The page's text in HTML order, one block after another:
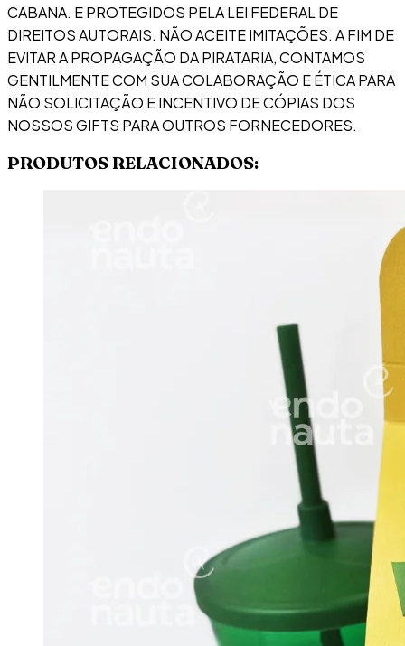
CABANA. E PROTEGIDOS PELA LEI FEDERAL DE
DIREITOS AUTORAIS. NÃO ACEITE IMITAÇÕES. A FIM DE
EVITAR A PROPAGAÇÃO DA PIRATARIA, CONTAMOS
GENTILMENTE COM SUA COLABORAÇÃO E ÉTICA PARA
NÃO SOLICITAÇÃO E INCENTIVO DE CÓPIAS DOS
NOSSOS GIFTS PARA OUTROS FORNECEDORES.
PRODUTOS RELACIONADOS: